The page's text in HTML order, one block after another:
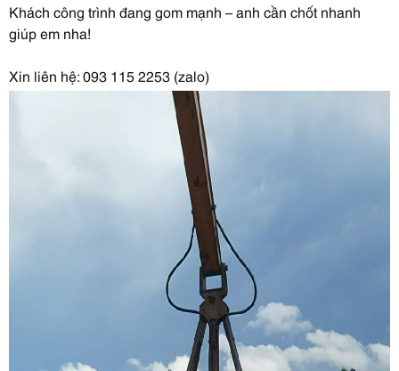
Khách công trình đang gom mạnh – anh cần chốt nhanh
giúp em nha!
Xin liên hệ: 093 115 2253 (zalo)